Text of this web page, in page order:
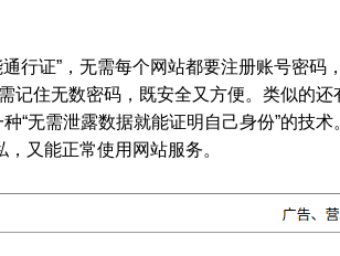
行证”，无需每个网站都要注册账号密码
记住无数密码，既安全又方便。类似的还
种“无需泄露数据就能证明自己身份”的技
又能正常使用网站服务。